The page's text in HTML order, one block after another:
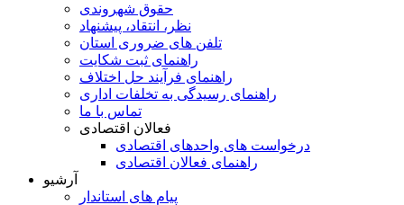
حقوق شهروندی
نظر، انتقاد، پیشنهاد
تلفن های ضروری استان
راهنمای ثبت شکایت
راهنمای فرآیند حل اختلاف
راهنمای رسیدگی به تخلفات اداری
تماس با ما
فعالان اقتصادی
درخواست های واحدهای اقتصادی
راهنمای فعالان اقتصادی
آرشیو
پیام های استاندار